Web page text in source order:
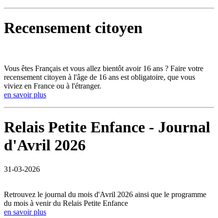
Recensement citoyen
Vous êtes Français et vous allez bientôt avoir 16 ans ? Faire votre
recensement citoyen à l'âge de 16 ans est obligatoire, que vous
viviez en France ou à l'étranger.
en savoir plus
Relais Petite Enfance - Journal
d'Avril 2026
31-03-2026
Retrouvez le journal du mois d'Avril 2026 ainsi que le programme
du mois à venir du Relais Petite Enfance
en savoir plus